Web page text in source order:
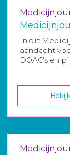
In dit
aandacht
DOAC's en
Bekijk